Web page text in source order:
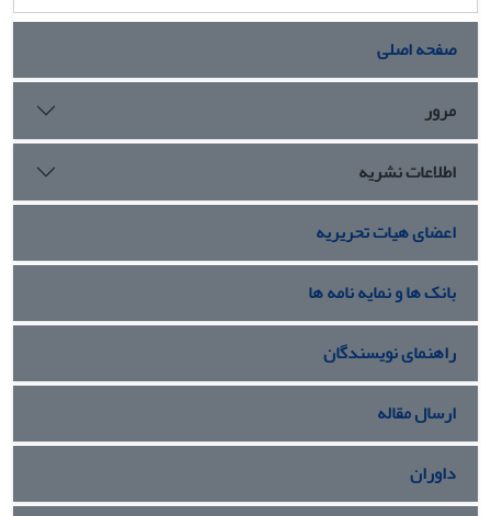
صفحه اصلی
مرور
اطلاعات نشریه
اعضای هیات تحریریه
بانک ها و نمایه نامه ها
راهنمای نویسندگان
ارسال مقاله
داوران